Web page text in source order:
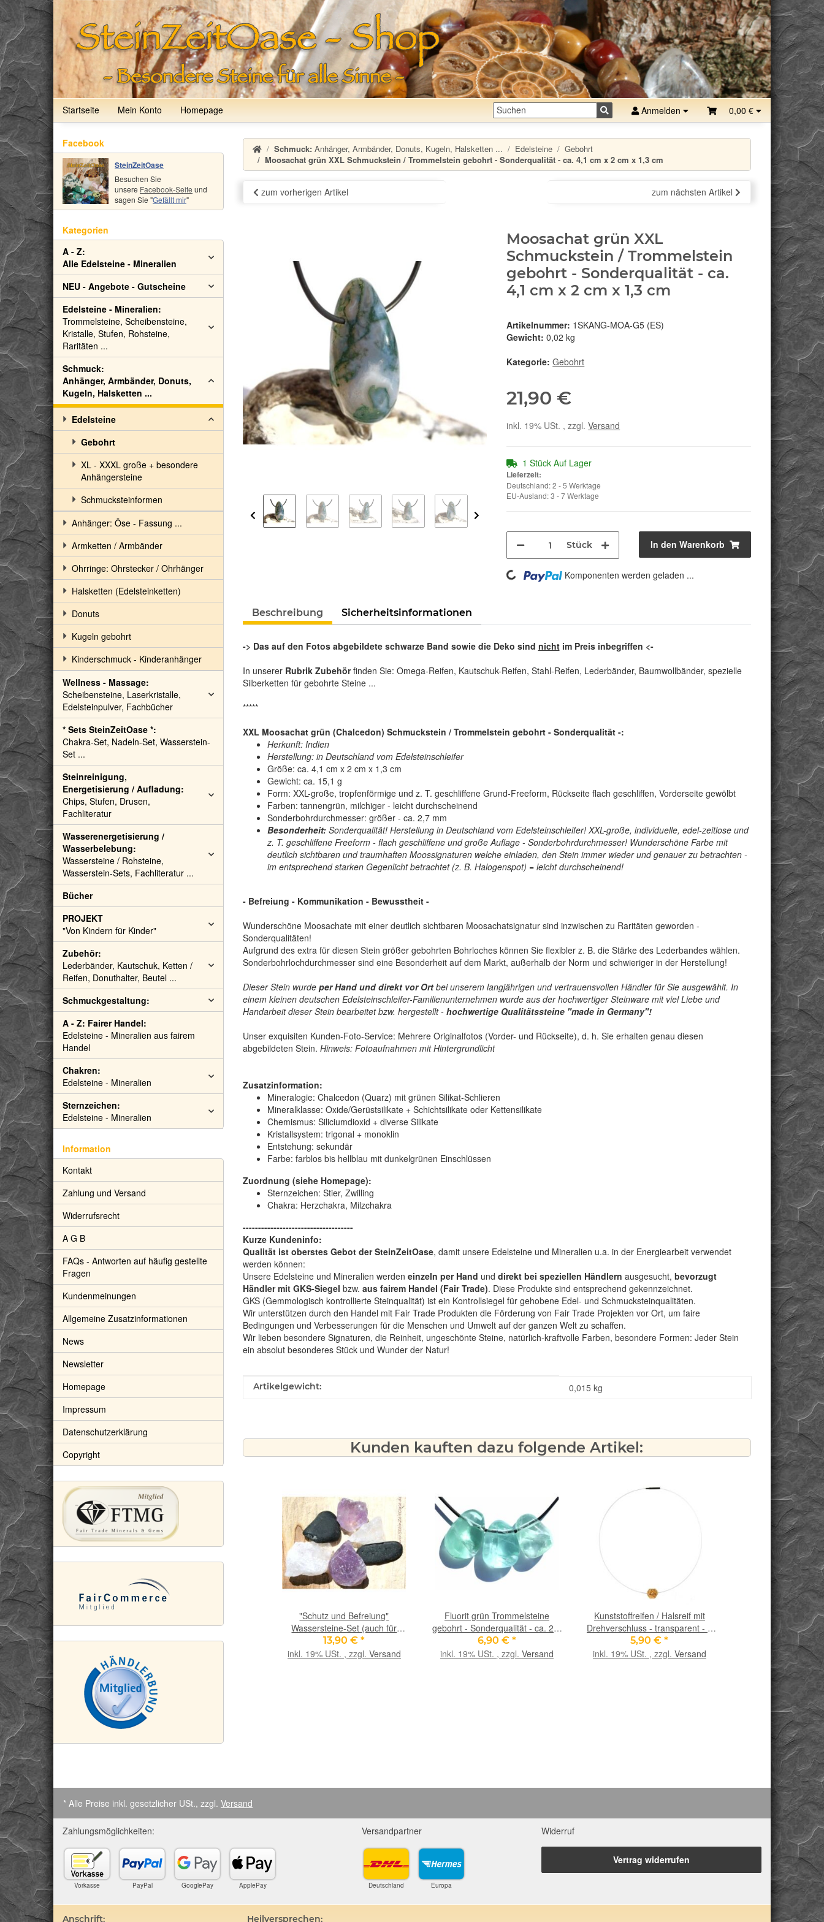
Startseite Mein Konto Homepage Anmelden 0,00 €
Schmuck: Anhänger, Armbänder, Donuts, Kugeln, Halsketten ... Edelsteine
Gebohrt
Moosachat grün XXL Schmuckstein / Trommelstein gebohrt - Sonderqualität - ca. 4,1 cm x 2 cm x 1,3 cm
zum vorherigen Artikel zum nächsten Artikel
Moosachat grün XXL
Schmuckstein / Trommelstein
gebohrt - Sonderqualität - ca.
4,1 cm x 2 cm x 1,3 cm
Artikelnummer: 1SKANG-MOA-G5 (ES)
Gewicht: 0,02 kg
Kategorie:Gebohrt
21,90 €
inkl. 19% USt. , zzgl.Versand
1 Stück Auf Lager
Lieferzeit:
Deutschland: 2 - 5 Werktage
EU-Ausland: 3 - 7 Werktage
Stück In den Warenkorb
Loading... Komponenten werden geladen ...
Beschreibung Sicherheitsinformationen
-> Das auf den Fotos abgebildete schwarze Band sowie die Deko sind nichtim Preis inbegriffen <-
In unserer Rubrik Zubehörfinden Sie: Omega-Reifen, Kautschuk-Reifen, Stahl-Reifen, Lederbänder, Baumwollbänder, spezielle
Silberketten für gebohrte Steine ...
*****
XXL Moosachat grün (Chalcedon) Schmuckstein / Trommelstein gebohrt - Sonderqualität -:
Herkunft: Indien
Herstellung: in Deutschland vom Edelsteinschleifer
Größe: ca. 4,1 cm x 2 cm x 1,3 cm
Gewicht: ca. 15,1 g
Form: XXL-große, tropfenförmige und z. T. geschliffene Grund-Freeform, Rückseite flach geschliffen, Vorderseite gewölbt
Farben: tannengrün, milchiger - leicht durchscheinend
Sonderbohrdurchmesser: größer - ca. 2,7 mm
Besonderheit:Sonderqualität! Herstellung in Deutschland vom Edelsteinschleifer! XXL-große, individuelle, edel-zeitlose und
z. T. geschliffene Freeform - flach geschliffene und große Auflage - Sonderbohrdurchmesser! Wunderschöne Farbe mit
deutlich sichtbaren und traumhaften Moossignaturen welche einladen, den Stein immer wieder und genauer zu betrachten -
im entsprechend starken Gegenlicht betrachtet (z. B. Halogenspot) = leicht durchscheinend!
- Befreiung - Kommunikation - Bewusstheit -
Wunderschöne Moosachate mit einer deutlich sichtbaren Moosachatsignatur sind inzwischen zu Raritäten geworden -
Sonderqualitäten!
Aufgrund des extra für diesen Stein größer gebohrten Bohrloches können Sie flexibler z. B. die Stärke des Lederbandes wählen.
Sonderbohrlochdurchmesser sind eine Besonderheit auf dem Markt, außerhalb der Norm und schwieriger in der Herstellung!
Dieser Stein wurde per Hand und direkt vor Ortbei unserem langjährigen und vertrauensvollen Händler für Sie ausgewählt. In
einem kleinen deutschen Edelsteinschleifer-Familienunternehmen wurde aus der hochwertiger Steinware mit viel Liebe und
Handarbeit dieser Stein bearbeitet bzw. hergestellt - hochwertige Qualitätssteine "made in Germany"!
Unser exquisiten Kunden-Foto-Service: Mehrere Originalfotos (Vorder- und Rückseite), d. h. Sie erhalten genau diesen
abgebildeten Stein. Hinweis: Fotoaufnahmen mit Hintergrundlicht
Zusatzinformation:
Mineralogie: Chalcedon (Quarz) mit grünen Silikat-Schlieren
Mineralklasse: Oxide/Gerüstsilikate + Schichtsilikate oder Kettensilikate
Chemismus: Siliciumdioxid + diverse Silikate
Kristallsystem: trigonal + monoklin
Entstehung: sekundär
Farbe: farblos bis hellblau mit dunkelgrünen Einschlüssen
Zuordnung (siehe Homepage):
Sternzeichen: Stier, Zwilling
Chakra: Herzchakra, Milzchakra
------------------------------------
Kurze Kundeninfo:
Qualität ist oberstes Gebot der SteinZeitOase, damit unsere Edelsteine und Mineralien u.a. in der Energiearbeit verwendet
werden können:
Unsere Edelsteine und Mineralien werden einzeln per Hand und direkt bei speziellen Händlern ausgesucht, bevorzugt
Händler mit GKS-Siegel bzw. aus fairem Handel (Fair Trade). Diese Produkte sind entsprechend gekennzeichnet.
GKS (Gemmologisch kontrollierte Steinqualität) ist ein Kontrollsiegel für gehobene Edel- und Schmucksteinqualitäten.
Wir unterstützen durch den Handel mit Fair Trade Produkten die Förderung von Fair Trade Projekten vor Ort, um faire
Bedingungen und Verbesserungen für die Menschen und Umwelt auf der ganzen Welt zu schaffen.
Wir lieben besondere Signaturen, die Reinheit, ungeschönte Steine, natürlich-kraftvolle Farben, besondere Formen: Jeder Stein
ein absolut besonderes Stück und Wunder der Natur!
Produkteigenschaft
Wert
Artikelgewicht: 0,015 kg
Kunden kauften dazu folgende Artikel:
"Schutz und Befreiung"
Wassersteine-Set (auch für
Auraspray / Raumreinigung) -
Sonderqualität - ca. 100 g im
13,90 €*
inkl. 19% USt. , zzgl. Versand
Fluorit grün Trommelsteine
gebohrt - Sonderqualität - ca. 2,5
- 3 cm / ca. 10-15 g/St
6,90 € *
inkl. 19% USt. , zzgl. Versand
Kunststoffreifen / Halsreif mit
Drehverschluss - transparent - 1
dickere Kordel (1 mm) - ca. 42 cm
5,90 €*
inkl. 19% USt. , zzgl. Versand
Facebook
SteinZeitOase
Besuchen Sie
unsere Facebook-Seite und
sagen Sie "Gefällt mir"
Kategorien
A - Z:
Alle Edelsteine - Mineralien
NEU - Angebote - Gutscheine
Edelsteine - Mineralien:
Trommelsteine, Scheibensteine,
Kristalle, Stufen, Rohsteine,
Raritäten ...
Schmuck:
Anhänger, Armbänder, Donuts,
Kugeln, Halsketten ...
Edelsteine
Gebohrt
XL - XXXL große + besondere
Anhängersteine
Schmucksteinformen
Anhänger: Öse - Fassung ...
Armketten / Armbänder
Ohrringe: Ohrstecker / Ohrhänger
Halsketten (Edelsteinketten)
Donuts
Kugeln gebohrt
Kinderschmuck - Kinderanhänger
Wellness - Massage:
Scheibensteine, Laserkristalle,
Edelsteinpulver, Fachbücher
* Sets SteinZeitOase *:
Chakra-Set, Nadeln-Set, Wasserstein-
Set ...
Steinreinigung,
Energetisierung / Aufladung:
Chips, Stufen, Drusen,
Fachliteratur
Wasserenergetisierung /
Wasserbelebung:
Wassersteine / Rohsteine,
Wasserstein-Sets, Fachliteratur ...
Bücher
PROJEKT
"Von Kindern für Kinder"
Zubehör:
Lederbänder, Kautschuk, Ketten /
Reifen, Donuthalter, Beutel ...
Schmuckgestaltung:
A - Z: Fairer Handel:
Edelsteine - Mineralien aus fairem
Handel
Chakren:
Edelsteine - Mineralien
Sternzeichen:
Edelsteine - Mineralien
Information
Kontakt
Zahlung und Versand
Widerrufsrecht
A G B
FAQs - Antworten auf häufig gestellte
Fragen
Kundenmeinungen
Allgemeine Zusatzinformationen
News
Newsletter
Homepage
Impressum
Datenschutzerklärung
Copyright
* Alle Preise inkl. gesetzlicher USt., zzgl. Versand
Zahlungsmöglichkeiten:
Vorkasse PayPal GooglePay ApplePay
Versandpartner
Deutschland Europa
Widerruf
Vertrag widerrufen
Anschrift: Heilversprechen: